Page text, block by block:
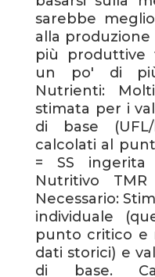
sarebbe
alla
più produttive
un po' di
Nutrienti:
stimata per i
di base
calcolati al
= SS
Nutritivo
Necessario:
individuale
punto critico e
dati storici) e
di base.